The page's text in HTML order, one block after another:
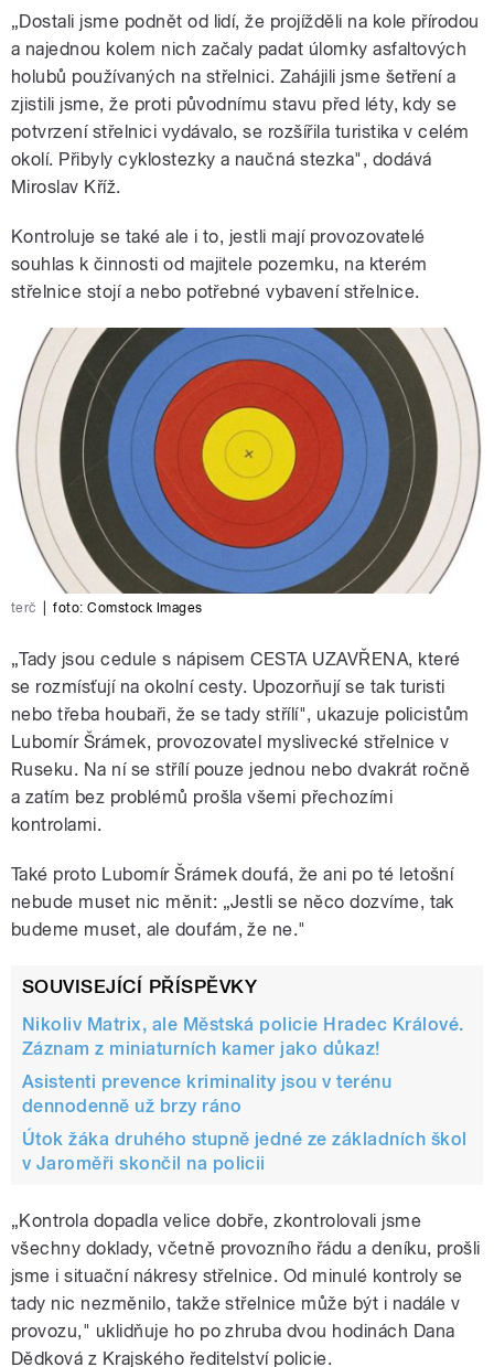
„Dostali jsme podnět od lidí, že projížděli na kole přírodou
a najednou kolem nich začaly padat úlomky asfaltových
holubů používaných na střelnici. Zahájili jsme šetření a
zjistili jsme, že proti původnímu stavu před léty, kdy se
potvrzení střelnici vydávalo, se rozšířila turistika v celém
okolí. Přibyly cyklostezky a naučná stezka", dodává
Miroslav Kříž.
Kontroluje se také ale i to, jestli mají provozovatelé
souhlas k činnosti od majitele pozemku, na kterém
střelnice stojí a nebo potřebné vybavení střelnice.
terč foto: Comstock Images
„Tady jsou cedule s nápisem CESTA UZAVŘENA, které
se rozmísťují na okolní cesty. Upozorňují se tak turisti
nebo třeba houbaři, že se tady střílí", ukazuje policistům
Lubomír Šrámek, provozovatel myslivecké střelnice v
Ruseku. Na ní se střílí pouze jednou nebo dvakrát ročně
a zatím bez problémů prošla všemi přechozími
kontrolami.
Také proto Lubomír Šrámek doufá, že ani po té letošní
nebude muset nic měnit: „Jestli se něco dozvíme, tak
budeme muset, ale doufám, že ne."
SOUVISEJÍCÍ PŘÍSPĚVKY
Nikoliv Matrix, ale Městská policie Hradec Králové.
Záznam z miniaturních kamer jako důkaz!
Asistenti prevence kriminality jsou v terénu
dennodenně už brzy ráno
Útok žáka druhého stupně jedné ze základních škol
v Jaroměři skončil na policii
„Kontrola dopadla velice dobře, zkontrolovali jsme
všechny doklady, včetně provozního řádu a deníku, prošli
jsme i situační nákresy střelnice. Od minulé kontroly se
tady nic nezměnilo, takže střelnice může být i nadále v
provozu," uklidňuje ho po zhruba dvou hodinách Dana
Dědková z Krajského ředitelství policie.